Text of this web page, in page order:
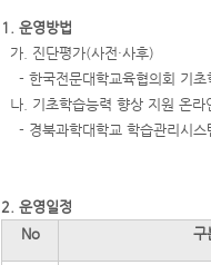
1. 운영방법
가. 진단평가(사전·사후)
- 한국전문대학교육협의회 기초
나. 기초학습능력 향상 지원 온라
- 경북과학대학교 학습관리시스
2. 운영일정
No
구